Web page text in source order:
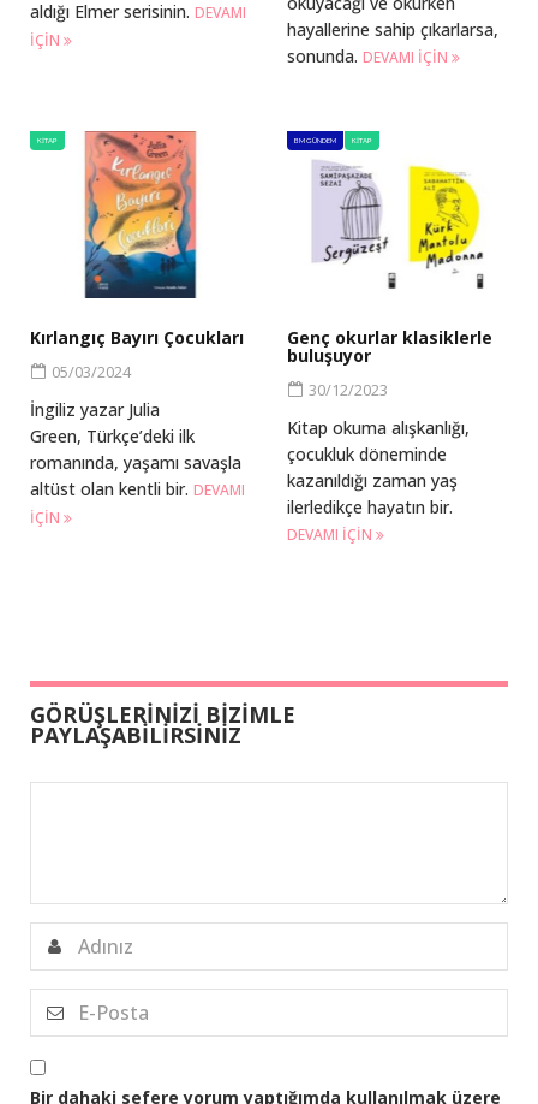
aldığı Elmer serisinin. DEVAMI
IÇIN
hayallerine sahip çıkarlarsa,
sonunda. DEVAMI IÇIN
KITAP
Kırlangıç Bayırı Çocukları
05/03/2024
İngiliz yazar Julia
Green, Türkçe’deki ilk
romanında, yaşamı savaşla
altüst olan kentli bir. DEVAMI
IÇIN
BM GÜNDEM KITAP
Genç okurlar klasiklerle
buluşuyor
30/12/2023
Kitap okuma alışkanlığı,
çocukluk döneminde
kazanıldığı zaman yaş
ilerledikçe hayatın bir.
DEVAMI IÇIN
GÖRÜŞLERİNİZİ BİZİMLE
PAYLAŞABİLİRSİNİZ
Bir dahaki sefere yorum yaptığımda kullanılmak üzere